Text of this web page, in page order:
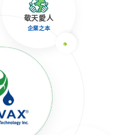
敬天愛人
企業之本